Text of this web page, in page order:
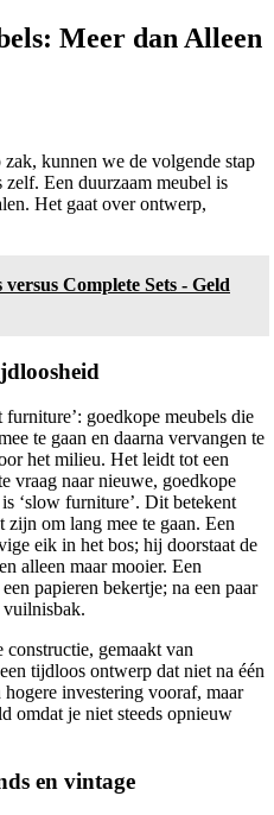
Meer dan Alleen
kunnen we de volgende stap
zelf. Een duurzaam meubel is
Het gaat over ontwerp,
versus Complete Sets - Geld
goedkope meubels die
te gaan en daarna vervangen te
het milieu. Het leidt tot een
vraag naar nieuwe, goedkope
‘slow furniture’. Dit betekent
zijn om lang mee te gaan. Een
eik in het bos; hij doorstaat de
alleen maar mooier. Een
papieren bekertje; na een paar
constructie, gemaakt van
tijdloos ontwerp dat niet na één
investering vooraf, maar
omdat je niet steeds opnieuw
en vintage